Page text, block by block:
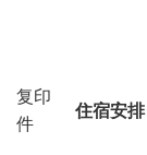
复印
件
住宿安排